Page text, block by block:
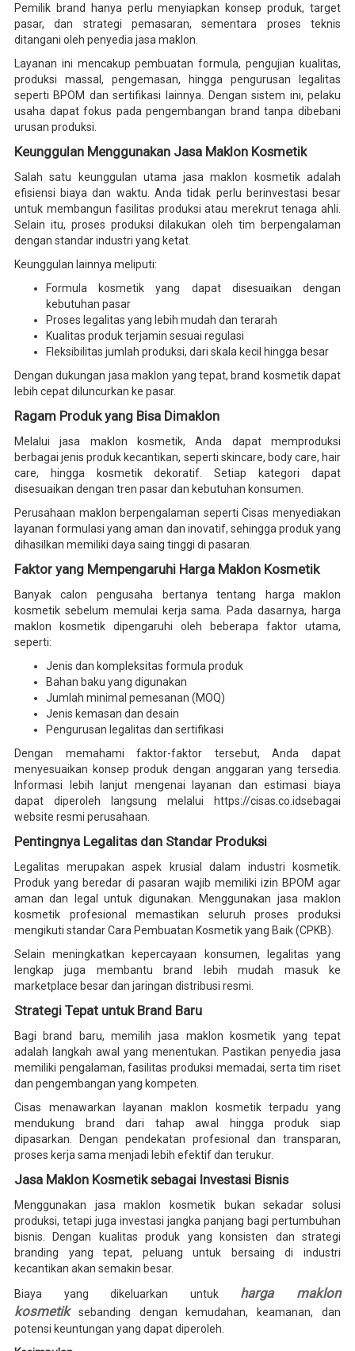
Pemilik brand hanya perlu menyiapkan konsep produk, target
pasar, dan strategi pemasaran, sementara proses teknis
ditangani oleh penyedia jasa maklon.
Layanan ini mencakup pembuatan formula, pengujian kualitas,
produksi massal, pengemasan, hingga pengurusan legalitas
seperti BPOM dan sertifikasi lainnya. Dengan sistem ini, pelaku
usaha dapat fokus pada pengembangan brand tanpa dibebani
urusan produksi.
Keunggulan Menggunakan Jasa Maklon Kosmetik
Salah satu keunggulan utama jasa maklon kosmetik adalah
efisiensi biaya dan waktu. Anda tidak perlu berinvestasi besar
untuk membangun fasilitas produksi atau merekrut tenaga ahli.
Selain itu, proses produksi dilakukan oleh tim berpengalaman
dengan standar industri yang ketat.
Keunggulan lainnya meliputi:
Formula kosmetik yang dapat disesuaikan dengan
kebutuhan pasar
Proses legalitas yang lebih mudah dan terarah
Kualitas produk terjamin sesuai regulasi
Fleksibilitas jumlah produksi, dari skala kecil hingga besar
Dengan dukungan jasa maklon yang tepat, brand kosmetik dapat
lebih cepat diluncurkan ke pasar.
Ragam Produk yang Bisa Dimaklon
Melalui jasa maklon kosmetik, Anda dapat memproduksi
berbagai jenis produk kecantikan, seperti skincare, body care, hair
care, hingga kosmetik dekoratif. Setiap kategori dapat
disesuaikan dengan tren pasar dan kebutuhan konsumen.
Perusahaan maklon berpengalaman seperti Cisas menyediakan
layanan formulasi yang aman dan inovatif, sehingga produk yang
dihasilkan memiliki daya saing tinggi di pasaran.
Faktor yang Mempengaruhi Harga Maklon Kosmetik
Banyak calon pengusaha bertanya tentang harga maklon
kosmetik sebelum memulai kerja sama. Pada dasarnya, harga
maklon kosmetik dipengaruhi oleh beberapa faktor utama,
seperti:
Jenis dan kompleksitas formula produk
Bahan baku yang digunakan
Jumlah minimal pemesanan (MOQ)
Jenis kemasan dan desain
Pengurusan legalitas dan sertifikasi
Dengan memahami faktor-faktor tersebut, Anda dapat
menyesuaikan konsep produk dengan anggaran yang tersedia.
Informasi lebih lanjut mengenai layanan dan estimasi biaya
dapat diperoleh langsung melalui https://cisas.co.idsebagai
website resmi perusahaan.
Pentingnya Legalitas dan Standar Produksi
Legalitas merupakan aspek krusial dalam industri kosmetik.
Produk yang beredar di pasaran wajib memiliki izin BPOM agar
aman dan legal untuk digunakan. Menggunakan jasa maklon
kosmetik profesional memastikan seluruh proses produksi
mengikuti standar Cara Pembuatan Kosmetik yang Baik (CPKB).
Selain meningkatkan kepercayaan konsumen, legalitas yang
lengkap juga membantu brand lebih mudah masuk ke
marketplace besar dan jaringan distribusi resmi.
Strategi Tepat untuk Brand Baru
Bagi brand baru, memilih jasa maklon kosmetik yang tepat
adalah langkah awal yang menentukan. Pastikan penyedia jasa
memiliki pengalaman, fasilitas produksi memadai, serta tim riset
dan pengembangan yang kompeten.
Cisas menawarkan layanan maklon kosmetik terpadu yang
mendukung brand dari tahap awal hingga produk siap
dipasarkan. Dengan pendekatan profesional dan transparan,
proses kerja sama menjadi lebih efektif dan terukur.
Jasa Maklon Kosmetik sebagai Investasi Bisnis
Menggunakan jasa maklon kosmetik bukan sekadar solusi
produksi, tetapi juga investasi jangka panjang bagi pertumbuhan
bisnis. Dengan kualitas produk yang konsisten dan strategi
branding yang tepat, peluang untuk bersaing di industri
kecantikan akan semakin besar.
Biaya yang dikeluarkan untuk harga maklon
kosmetiksebanding dengan kemudahan, keamanan, dan
potensi keuntungan yang dapat diperoleh.